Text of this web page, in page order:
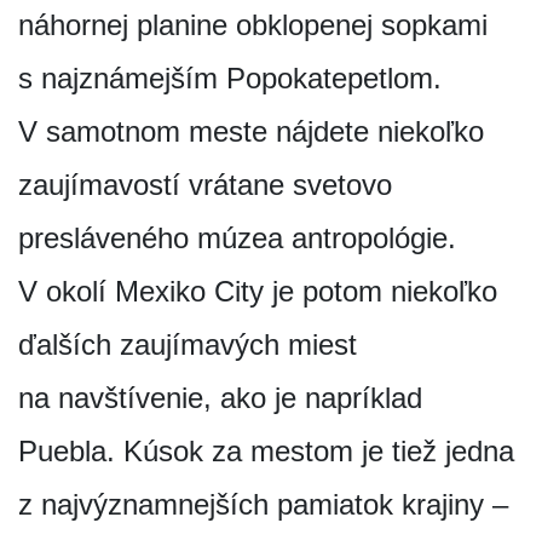
náhornej planine obklopenej sopkami
s najznámejším Popokatepetlom.
V samotnom meste nájdete niekoľko
zaujímavostí vrátane svetovo
presláveného múzea antropológie.
V okolí Mexiko City je potom niekoľko
ďalších zaujímavých miest
na navštívenie, ako je napríklad
Puebla. Kúsok za mestom je tiež jedna
z najvýznamnejších pamiatok krajiny –